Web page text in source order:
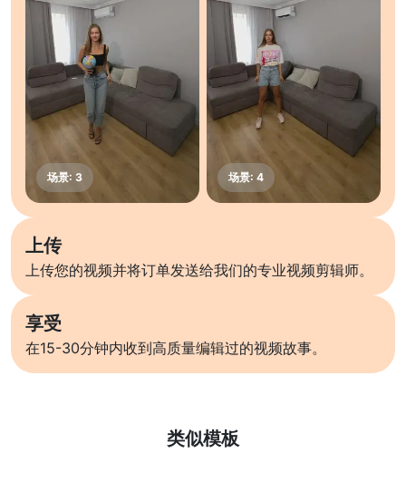
上传
上传您的视频并将订单发送给我们的专业视频剪辑师。
享受
在15-30分钟内收到高质量编辑过的视频故事。
类似模板
了解更多